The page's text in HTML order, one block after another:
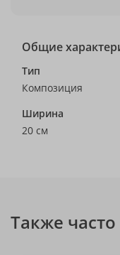
Общие
Тип
Композиция
Ширина
20 см
Также